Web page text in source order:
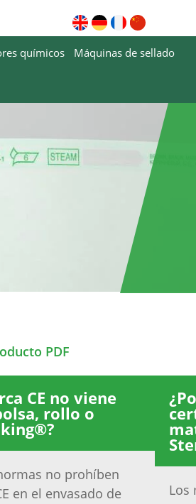
Descargas ¿Por
químicos Máquinas de sellado
PDF
CE no viene
rollo o
no prohíben
en el envasado de
Los